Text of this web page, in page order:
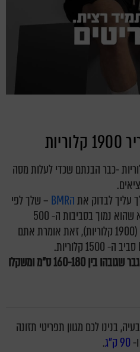
לבניית מסת שריר 1900 קלוריות -כבר הבנתם שכדי לעלות מסה
עליך לבדוק אתהBMR
– שלך לפי
המחשבון שנמצא כאן באתר ולוודא שהוא נמוך בסביבות ה- 500
קלוריות ממה שהתפריט הזה מציע (1900 קלוריות), זאת אומרת אתם
הממוצע לסך קלוריות זה עומד על גבר שגובהו בין 160-180 ס"מ ומשקלו
מ-60 ק"ג? אין בעיה, בנינו לכם מגוון תפריטי תזונה
ו-90 ק"ג .